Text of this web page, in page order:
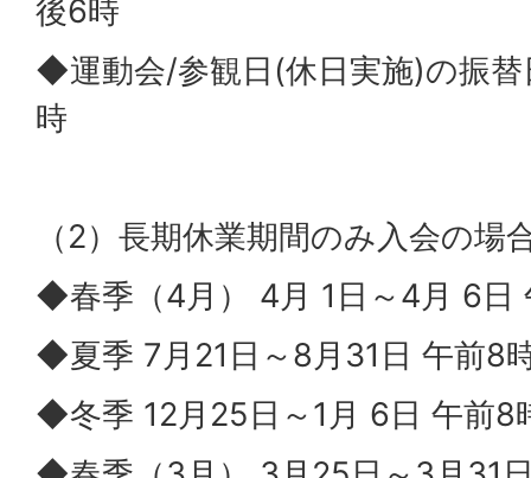
後6時
◆運動会/参観日(休日実施)の振
時
（2）長期休業期間のみ入会の場
◆春季（4月） 4月 1日～4月 6日
◆夏季 7月21日～8月31日 午前8
◆冬季 12月25日～1月 6日 午前8